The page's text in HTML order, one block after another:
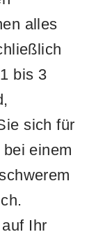
alles
bis 3
sich für
einem
Ihr